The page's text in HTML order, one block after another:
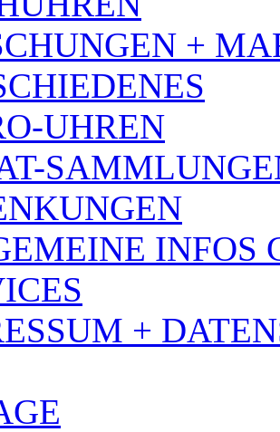
+
UHREN
INFOS
+